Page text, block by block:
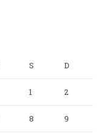
S D
1 2
8 9